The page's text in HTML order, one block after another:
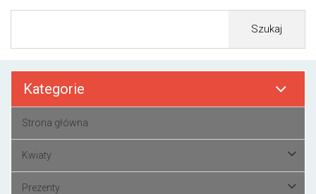
Szukaj
Kategorie
Strona główna
Kwiaty
Prezenty